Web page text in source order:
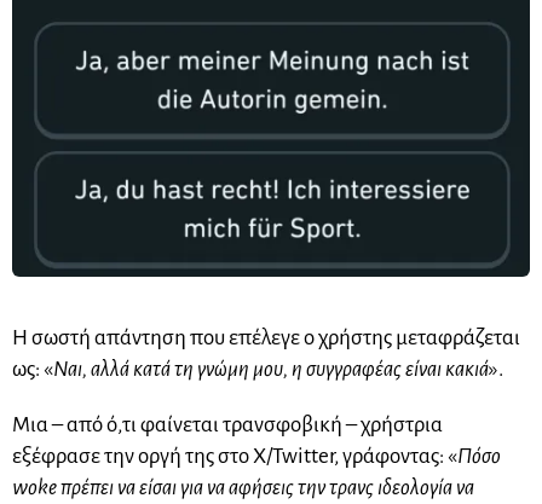
Η σωστή απάντηση που επέλεγε ο χρήστης μεταφράζεται
ως: «Ναι, αλλά κατά τη γνώμη μου, η συγγραφέας είναι κακιά».
Μια – από ό,τι φαίνεται τρανσφοβική – χρήστρια
εξέφρασε την οργή της στο X/Twitter, γράφοντας: «Πόσο
woke πρέπει να είσαι για να αφήσεις την τρανς ιδεολογία να